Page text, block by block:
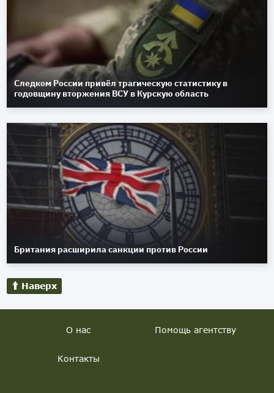
Следком России привёл трагическую статистику в
годовщину вторжения ВСУ в Курскую область
Британия расширила санкции против России
Наверх
О нас Помощь агентству
Контакты